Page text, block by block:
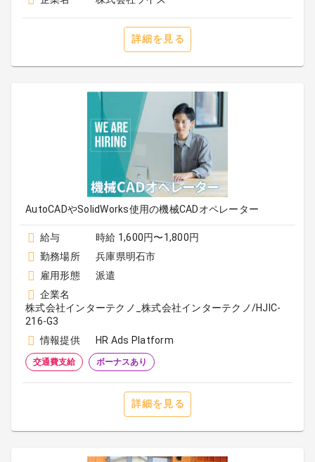
詳細を見る
AutoCADやSolidWorks使用の機械CADオペレーター
給与
時給 1,600円〜1,800円
勤務場所
兵庫県明石市
雇用形態
派遣
企業名
株式会社インターテクノ_株式会社インターテクノ/HJIC-
216-G3
情報提供
HR Ads Platform
交通費支給 ボーナスあり
詳細を見る